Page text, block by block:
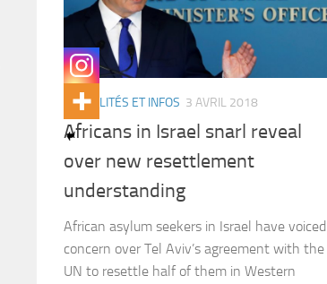
ACTUALITÉS ET INFOS 3 AVRIL 2018
Africans in Israel snarl reveal
over new resettlement
understanding
African asylum seekers in Israel have voiced
concern over Tel Aviv’s agreement with the
UN to resettle half of them in Western